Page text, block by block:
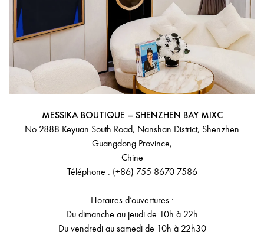
MESSIKA BOUTIQUE – SHENZHEN BAY MIXC
No.2888 Keyuan South Road, Nanshan District, Shenzhen
Guangdong Province,
Chine
Téléphone : (+86) 755 8670 7586
Horaires d’ouvertures :
Du dimanche au jeudi de 10h à 22h
Du vendredi au samedi de 10h à 22h30